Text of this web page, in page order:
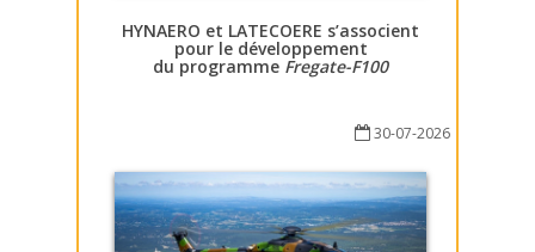
HYNAERO et LATECOERE s’associent
pour le développement
du programme Fregate-F100
30-07-2026